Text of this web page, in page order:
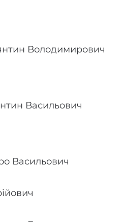
Володимирович
Васильович
Васильович